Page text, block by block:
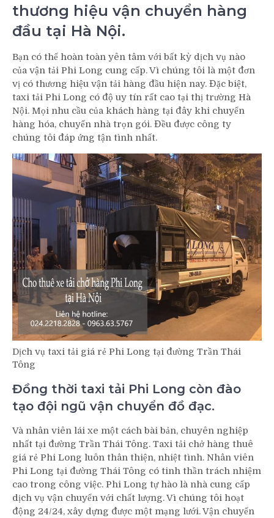
thương hiệu vận chuyển hàng
đầu tại Hà Nội.
Bạn có thể hoàn toàn yên tâm với bất kỳ dịch vụ nào
của vận tải Phi Long cung cấp. Vì chúng tôi là một đơn
vị có thương hiệu vận tải hàng đầu hiện nay. Đặc biệt,
taxi tải Phi Long có độ uy tín rất cao tại thị trường Hà
Nội. Mọi nhu cầu của khách hàng tại đây khi chuyển
hàng hóa, chuyển nhà trọn gói. Đều được công ty
chúng tôi đáp ứng tận tình nhất.
Dịch vụ taxi tải giá rẻ Phi Long tại đường Trần Thái
Tông
Đồng thời taxi tải Phi Long còn đào
tạo đội ngũ vận chuyển đồ đạc.
Và nhân viên lái xe một cách bài bản, chuyên nghiệp
nhất tại đường Trần Thái Tông. Taxi tải chở hàng thuê
giá rẻ Phi Long luôn thân thiện, nhiệt tình. Nhân viên
Phi Long tại đường Thái Tông có tinh thần trách nhiệm
cao trong công việc. Phi Long tự hào là nhà cung cấp
dịch vụ vận chuyển với chất lượng. Vì chúng tôi hoạt
động 24/24, xây dựng được một mạng lưới. Vận chuyển